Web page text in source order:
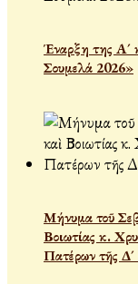
Έναρξη της Α´
Σουμελά 2026»
Μήνυμα τοῦ
Βοιωτίας κ.
Πατέρων τῆς